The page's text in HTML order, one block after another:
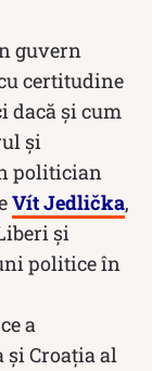
guvern
certitudine
dacă şi cum
şi
politician
Vít Jedlička,
şi
politice în
a
Croația al